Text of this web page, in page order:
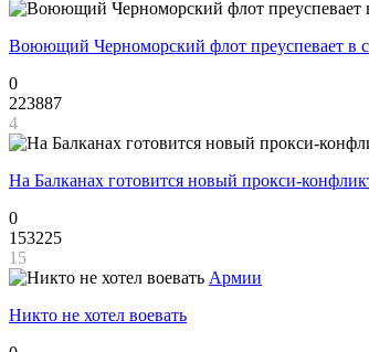
Воюющий Черноморский флот преуспевает в
0
223887
4
На Балканах готовится новый прокси-
0
153225
15
Армии
Никто не хотел воевать